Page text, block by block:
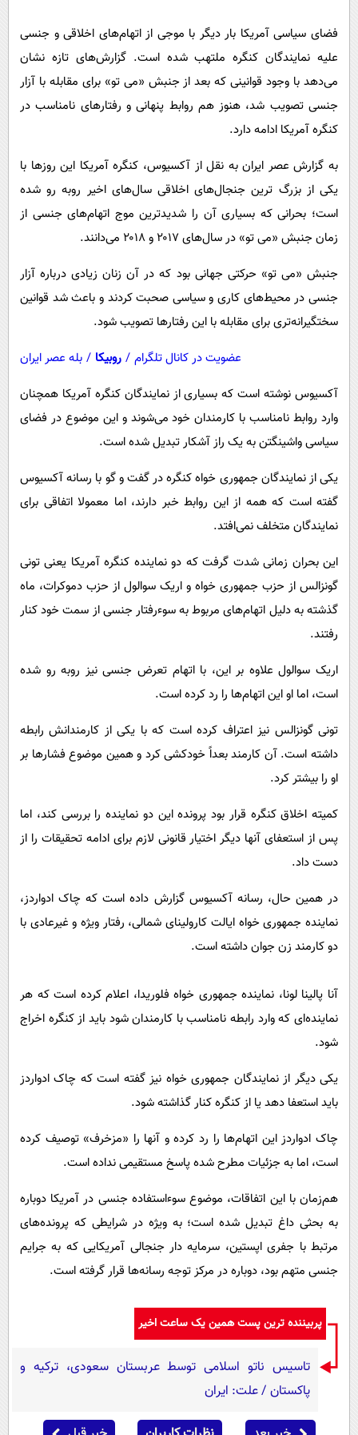
فناوری
فرهنگی
بین الملل
اجتماعی
حیات وحش
سیاست خارجی
روانشناسی
آشپزی
فضای سیاسی آمریکا بار دیگر با موجی از اتهام‌های اخلاقی و جنسی
علیه نمایندگان کنگره ملتهب شده است. گزارش‌های تازه نشان
می‌دهد با وجود قوانینی که بعد از جنبش «می تو» برای مقابله با آزار
جنسی تصویب شد، هنوز هم روابط پنهانی و رفتارهای نامناسب در
کنگره آمریکا ادامه دارد.
به گزارش عصر ایران به نقل از آکسیوس، کنگره آمریکا این روزها با
یکی از بزرگ ترین جنجال‌های اخلاقی سال‌های اخیر روبه رو شده
است؛ بحرانی که بسیاری آن را شدیدترین موج اتهام‌های جنسی از
زمان جنبش «می تو» در سال‌های ۲۰۱۷ و ۲۰۱۸ می‌دانند.
جنبش «می تو» حرکتی جهانی بود که در آن زنان زیادی درباره آزار
جنسی در محیط‌های کاری و سیاسی صحبت کردند و باعث شد قوانین
سختگیرانه‌تری برای مقابله با این رفتارها تصویب شود.
عضویت در کانال تلگرام / روبیکا / بله عصر ایران
آکسیوس نوشته است که بسیاری از نمایندگان کنگره آمریکا همچنان
وارد روابط نامناسب با کارمندان خود می‌شوند و این موضوع در فضای
سیاسی واشینگتن به یک راز آشکار تبدیل شده است.
یکی از نمایندگان جمهوری خواه کنگره در گفت و گو با رسانه آکسیوس
گفته است که همه از این روابط خبر دارند، اما معمولا اتفاقی برای
نمایندگان متخلف نمی‌افتد.
این بحران زمانی شدت گرفت که دو نماینده کنگره آمریکا یعنی تونی
گونزالس از حزب جمهوری خواه و اریک سوالول از حزب دموکرات، ماه
گذشته به دلیل اتهام‌های مربوط به سوءرفتار جنسی از سمت خود کنار
رفتند.
اریک سوالول علاوه بر این، با اتهام تعرض جنسی نیز روبه رو شده
است، اما او این اتهام‌ها را رد کرده است.
تونی گونزالس نیز اعتراف کرده است که با یکی از کارمندانش رابطه
داشته است. آن کارمند بعداً خودکشی کرد و همین موضوع فشارها بر
او را بیشتر کرد.
کمیته اخلاق کنگره قرار بود پرونده این دو نماینده را بررسی کند، اما
پس از استعفای آنها دیگر اختیار قانونی لازم برای ادامه تحقیقات را از
دست داد.
در همین حال، رسانه آکسیوس گزارش داده است که چاک ادواردز،
نماینده جمهوری خواه ایالت کارولینای شمالی، رفتار ویژه و غیرعادی با
دو کارمند زن جوان داشته است.
آنا پالینا لونا، نماینده جمهوری خواه فلوریدا، اعلام کرده است که هر
نماینده‌ای که وارد رابطه نامناسب با کارمندان شود باید از کنگره اخراج
شود.
یکی دیگر از نمایندگان جمهوری خواه نیز گفته است که چاک ادواردز
باید استعفا دهد یا از کنگره کنار گذاشته شود.
چاک ادواردز این اتهام‌ها را رد کرده و آنها را «مزخرف» توصیف کرده
است، اما به جزئیات مطرح شده پاسخ مستقیمی نداده است.
هم‌زمان با این اتفاقات، موضوع سوءاستفاده جنسی در آمریکا دوباره
به بحثی داغ تبدیل شده است؛ به ویژه در شرایطی که پرونده‌های
مرتبط با جفری اپستین، سرمایه دار جنجالی آمریکایی که به جرایم
جنسی متهم بود، دوباره در مرکز توجه رسانه‌ها قرار گرفته است.
پربیننده ترین پست همین یک ساعت اخیر
تاسیس ناتو اسلامی توسط عربستان سعودی، ترکیه و
پاکستان / علت: ایران